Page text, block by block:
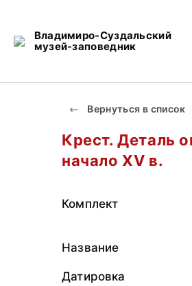
Владимиро-Суздальский
музей-заповедник
Вернуться в список
Крест. Деталь
начало XV в.
Комплект
Название
Датировка